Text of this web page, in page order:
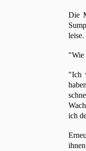
Die
leise.
"Wie
"Ich
ich